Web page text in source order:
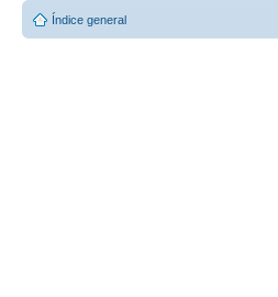
Índice general